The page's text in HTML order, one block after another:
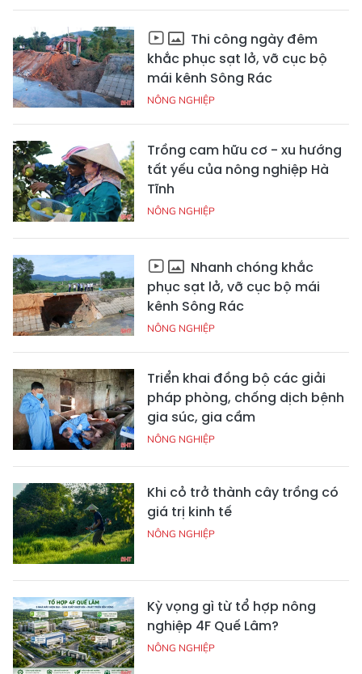
Thi công ngày đêm
khắc phục sạt lở, vỡ cục bộ
mái kênh Sông Rác
NÔNG NGHIỆP
Trồng cam hữu cơ - xu hướng
tất yếu của nông nghiệp Hà
Tĩnh
NÔNG NGHIỆP
Nhanh chóng khắc
phục sạt lở, vỡ cục bộ mái
kênh Sông Rác
NÔNG NGHIỆP
Triển khai đồng bộ các giải
pháp phòng, chống dịch bệnh
gia súc, gia cầm
NÔNG NGHIỆP
Khi cỏ trở thành cây trồng có
giá trị kinh tế
NÔNG NGHIỆP
Kỳ vọng gì từ tổ hợp nông
nghiệp 4F Quế Lâm?
NÔNG NGHIỆP